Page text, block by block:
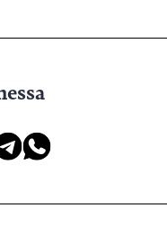
Telegramissa
Jaa
WhatsAppissa